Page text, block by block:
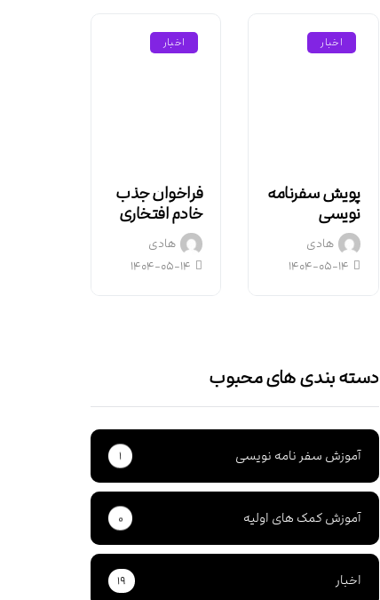
اخبار
فراخوان جذب
خادم افتخاری
هادی
۱۴۰۴-۰۵-۱۴
اخبار
پویش سفرنامه
نویسی
هادی
۱۴۰۴-۰۵-۱۴
دسته بندی های محبوب
آموزش سفر نامه نویسی ۱
آموزش کمک های اولیه ۰
اخبار ۱۹